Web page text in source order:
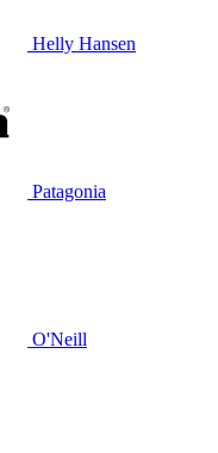
Helly Hansen
Patagonia
O'Neill